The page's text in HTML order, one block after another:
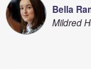
Bella
Mildred